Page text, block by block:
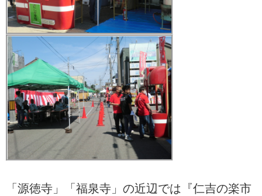
「源徳寺」「福泉寺」の近辺では『仁吉の楽市